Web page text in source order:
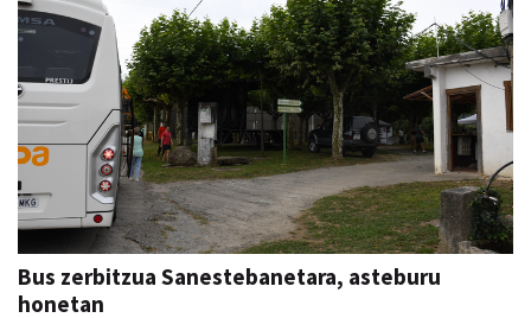
Bus zerbitzua Sanestebanetara, asteburu
honetan